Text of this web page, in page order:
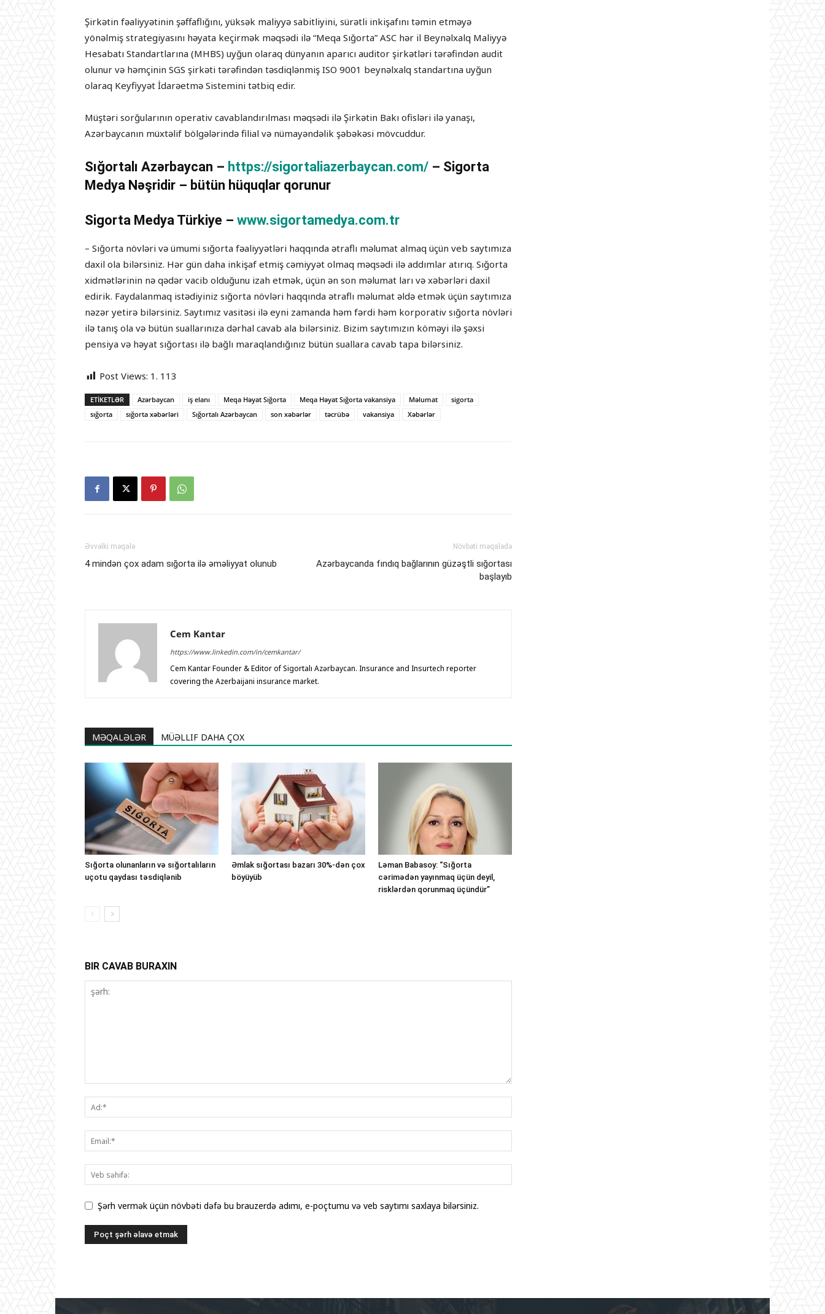
Şirkətin fəaliyyətinin şəffaflığını, yüksək maliyyə sabitliyini, sürətli inkişafını təmin etməyə
yönəlmiş strategiyasını həyata keçirmək məqsədi ilə “Meqa Sığorta” ASC hər il Beynəlxalq Maliyyə
Hesabatı Standartlarına (MHBS) uyğun olaraq dünyanın aparıcı auditor şirkətləri tərəfindən audit
olunur və həmçinin SGS şirkəti tərəfindən təsdiqlənmiş ISO 9001 beynəlxalq standartına uyğun
olaraq Keyfiyyət İdarəetmə Sistemini tətbiq edir.
Müştəri sorğularının operativ cavablandırılması məqsədi ilə Şirkətin Bakı ofisləri ilə yanaşı,
Azərbaycanın müxtəlif bölgələrində filial və nümayəndəlik şəbəkəsi mövcuddur.
Sığortalı Azərbaycan – https://sigortaliazerbaycan.com/ – Sigorta
Medya Nəşridir – bütün hüquqlar qorunur
Sigorta Medya Türkiye – www.sigortamedya.com.tr
– Sığorta növləri və ümumi sığorta fəaliyyətləri haqqında ətraflı məlumat almaq üçün veb saytımıza
daxil ola bilərsiniz. Hər gün daha inkişaf etmiş cəmiyyət olmaq məqsədi ilə addımlar atırıq. Sığorta
xidmətlərinin nə qədər vacib olduğunu izah etmək, üçün ən son məlumat ları və xəbərləri daxil
edirik. Faydalanmaq istədiyiniz sığorta növləri haqqında ətraflı məlumat əldə etmək üçün saytımıza
nəzər yetirə bilərsiniz. Saytımız vasitəsi ilə eyni zamanda həm fərdi həm korporativ sığorta növləri
ilə tanış ola və bütün suallarınıza dərhal cavab ala bilərsiniz. Bizim saytımızın köməyi ilə şəxsi
pensiya və həyat sığortası ilə bağlı maraqlandığınız bütün suallara cavab tapa bilərsiniz.
Post Views: 1. 113
ETIKETLƏR Azərbaycan iş elanı Meqa Həyat Sığorta Meqa Həyat Sığorta vakansiya Məlumat
sigorta
sığorta
sığorta xəbərləri Sığortalı Azərbaycan son xəbərlər təcrübə vakansiya Xəbərlər
Əvvəlki məqalə
4 mindən çox adam sığorta ilə əməliyyat olunub
Növbəti məqalədə
Azərbaycanda fındıq bağlarının güzəştli sığortası
başlayıb
Cem Kantar
https://www.linkedin.com/in/cemkantar/
Cem Kantar Founder & Editor of Sigortalı Azərbaycan. Insurance and Insurtech reporter
covering the Azerbaijani insurance market.
MƏQALƏLƏR MÜƏLLIF DAHA ÇOX
Sığorta olunanların və sığortalıların
uçotu qaydası təsdiqlənib
Əmlak sığortası bazarı 30%-dən çox
böyüyüb
Ləman Babasoy: “Sığorta
cərimədən yayınmaq üçün deyil,
risklərdən qorunmaq üçündür”
BIR CAVAB BURAXIN
Şərh vermək üçün növbəti dəfə bu brauzerdə adımı, e-poçtumu və veb saytımı saxlaya bilərsiniz.